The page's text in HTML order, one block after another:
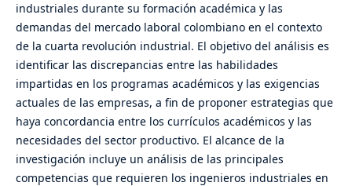
industriales durante su formación académica y las
demandas del mercado laboral colombiano en el contexto
de la cuarta revolución industrial. El objetivo del análisis es
identificar las discrepancias entre las habilidades
impartidas en los programas académicos y las exigencias
actuales de las empresas, a fin de proponer estrategias que
haya concordancia entre los currículos académicos y las
necesidades del sector productivo. El alcance de la
investigación incluye un análisis de las principales
competencias que requieren los ingenieros industriales en